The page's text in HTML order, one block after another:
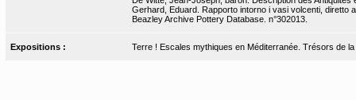
Gerhard, Eduard. Rapporto intorno i vasi volcenti, diretto
Beazley Archive Pottery Database. n°302013.
Expositions : Terre ! Escales mythiques en Méditerranée. Trésors de